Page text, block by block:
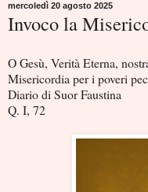
mercoledì 20 agosto 2025
Invoco la
O Gesù, Verità Eterna,
Misericordia per i poveri
Diario di Suor Faustina
Q. I, 72